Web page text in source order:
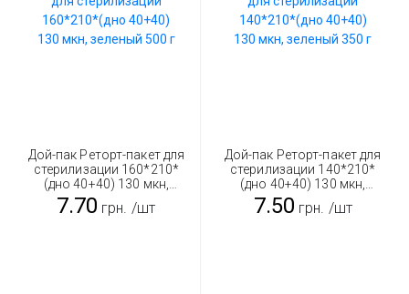
Дой-пак Реторт-пакет для
стерилизации 160*210*
(дно 40+40) 130 мкн,
зеленый 500 г
7.70 грн. /шт
Дой-пак Реторт-пакет для
стерилизации 140*210*
(дно 40+40) 130 мкн,
зеленый 350 г
7.50 грн. /шт